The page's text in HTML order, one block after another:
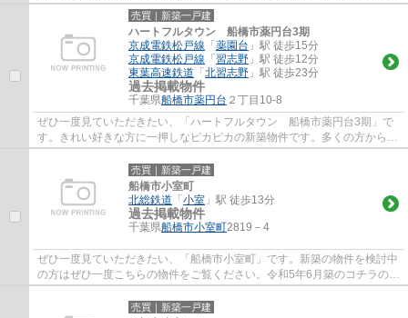
の新築物件です。こちらの物件は令和5年2...
売買｜新築一戸建
ハートフルタウン 船橋市薬円台3期
京成電鉄松戸線 「 薬園台 」駅 徒歩15分
京成電鉄松戸線 「 習志野 」駅 徒歩12分
東葉高速鉄道 「 北習志野 」駅 徒歩23分
過去掲載物件
千葉県船橋市薬円台 ２丁目10-8
ぜひ一度見ていただきたい、「ハートフルタウン 船橋市薬円台3期」で
す。きれい好きな方に一押しなピカピカの新築物件です。多くの方から高
いニーズのある、内装もピカピカの新築戸建...
売買｜新築一戸建
船橋市小室町
北総鉄道 「 小室 」駅 徒歩13分
過去掲載物件
千葉県船橋市小室町2819－4
ぜひ一度見ていただきたい、「船橋市小室町」です。新築の物件を検討中
の方はぜひ一度こちらの物件をご覧ください。令和5年6月築のコチラの物
件は、落ち着きのある室内が魅力的です。...
売買｜新築一戸建